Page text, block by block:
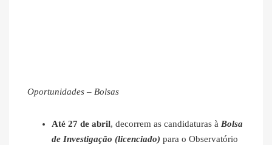
Oportunidades – Bolsas
Até 27 de abril, decorrem as candidaturas à Bolsa
de Investigação (licenciado) para o Observatório